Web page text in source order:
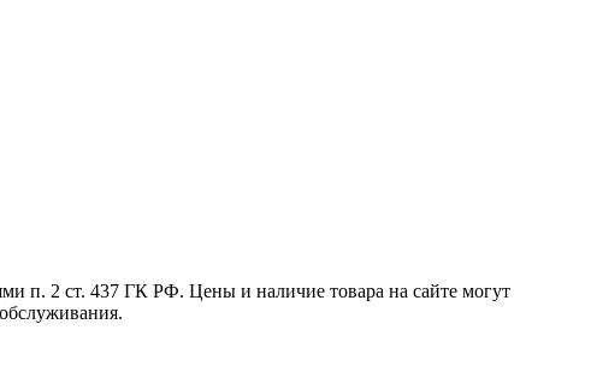
п. 2 ст. 437 ГК РФ. Цены и наличие товара на сайте могут